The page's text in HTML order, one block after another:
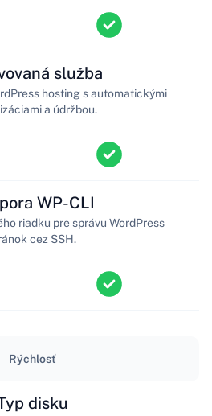
služba
hosting s automatickými
a údržbou.
WP-CLI
riadku pre správu WordPress
cez SSH.
Rýchlosť
disku